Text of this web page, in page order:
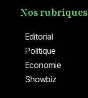
Editorial
Politique
Economie
Showbiz
Nos rubriques